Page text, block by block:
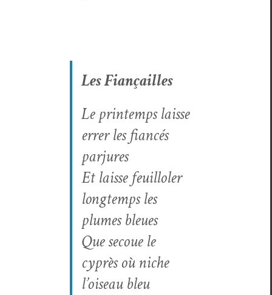
Les Fiançailles
Le print­emps laisse
errer les fiancés
parjures
Et laisse feuil­lol­er
longtemps les
plumes bleues
Que sec­oue le
cyprès où niche
l’oiseau bleu